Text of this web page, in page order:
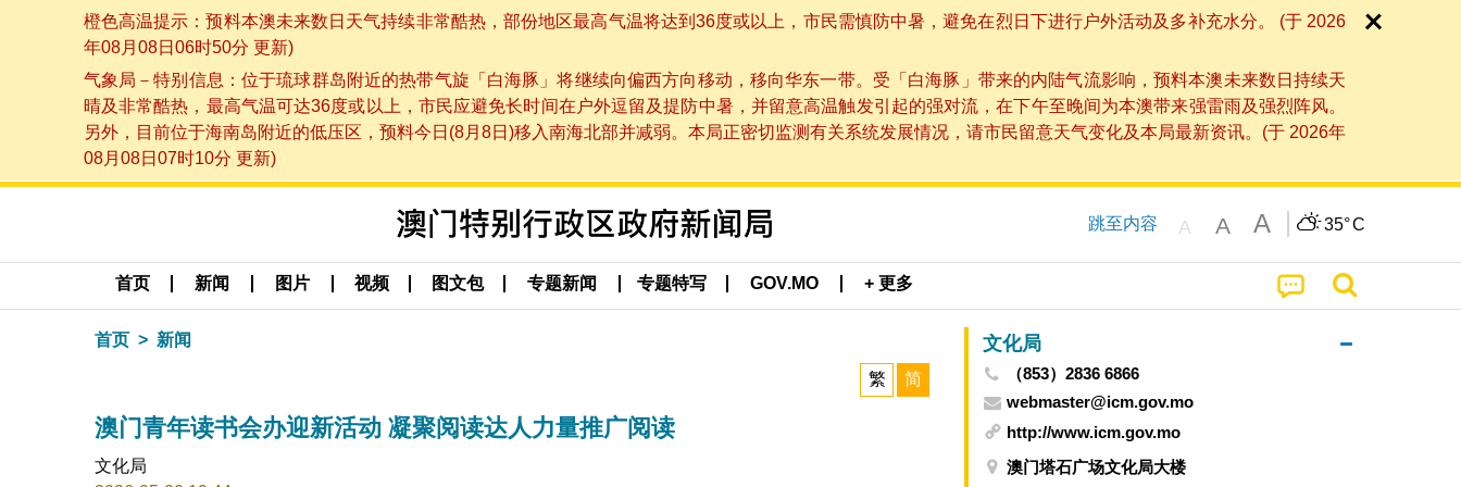
橙色高温提示：预料本澳未来数日天气持续非常酷热，部份地区最高气温将达到36度或以上，市民需慎防中暑，避免在烈日下进行户外活动及多补充水分。 (于 2026
年08月08日06时50分 更新)
气象局－特别信息：位于琉球群岛附近的热带气旋「白海豚」将继续向偏西方向移动，移向华东一带。受「白海豚」带来的内陆气流影响，预料本澳未来数日持续天
晴及非常酷热，最高气温可达36度或以上，市民应避免长时间在户外逗留及提防中暑，并留意高温触发引起的强对流，在下午至晚间为本澳带来强雷雨及强烈阵风。
另外，目前位于海南岛附近的低压区，预料今日(8月8日)移入南海北部并减弱。本局正密切监测有关系统发展情况，请市民留意天气变化及本局最新资讯。(于 2026年
08月08日07时10分 更新)
跳至内容 A A A 35°C
首页 新闻 图片 视频 图文包 专题新闻 专题特写 GOV.MO + 更多
首页 新闻
繁 简
澳门青年读书会办迎新活动 凝聚阅读达人力量推广阅读
文化局
文化局
（853）2836 6866
webmaster@icm.gov.mo
http://www.icm.gov.mo
澳门塔石广场文化局大楼